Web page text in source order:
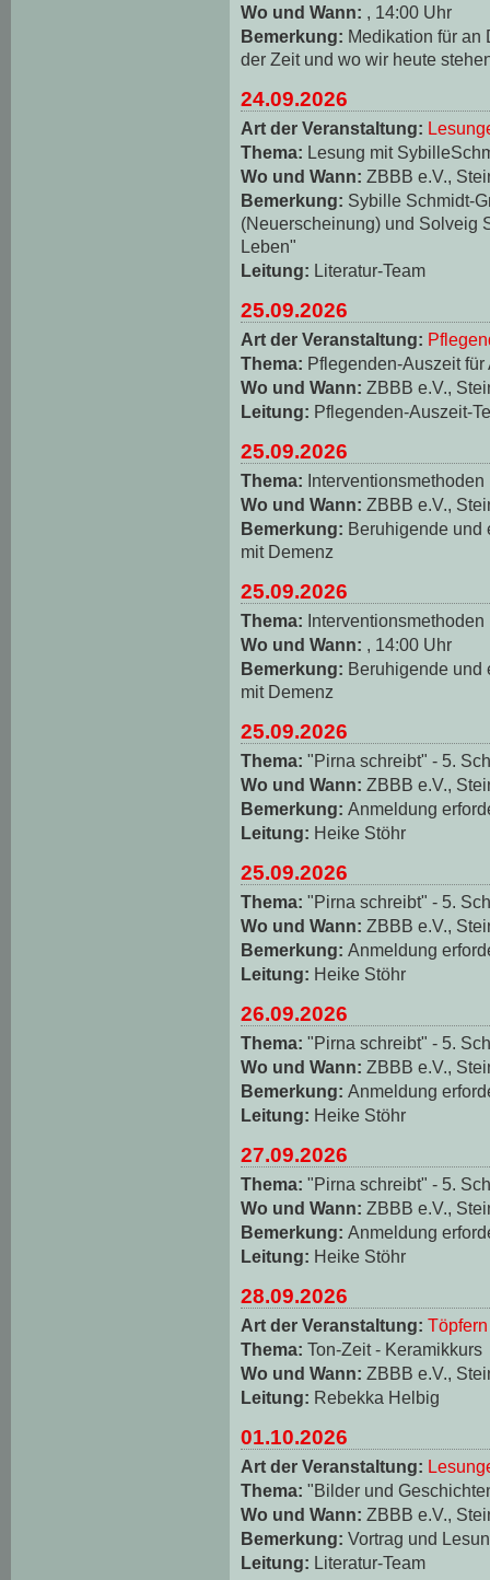
Wo und Wann:
, 14:00 Uhr
Bemerkung: Medikation für an
der Zeit und wo wir heute
24.09.2026
Art der Veranstaltung:
Thema: Lesung mit
Wo und Wann: ZBBB e.V.,
Bemerkung: Sybille Schmidt-
(Neuerscheinung) und Solveig
Leben"
Leitung: Literatur-Team
25.09.2026
Art der Veranstaltung:
Thema: Pflegenden-Auszeit
Wo und Wann: ZBBB e.V.,
Leitung: Pflegenden-Auszeit-
25.09.2026
Thema:
Wo und Wann: ZBBB e.V.,
Bemerkung: Beruhigende und
mit Demenz
25.09.2026
Thema:
Wo und Wann:
, 14:00 Uhr
Bemerkung: Beruhigende und
mit Demenz
25.09.2026
Thema: "Pirna schreibt" - 5.
Wo und Wann: ZBBB e.V.,
Bemerkung: Anmeldung
Leitung: Heike Stöhr
25.09.2026
Thema: "Pirna schreibt" - 5.
Wo und Wann: ZBBB e.V.,
Bemerkung: Anmeldung
Leitung: Heike Stöhr
26.09.2026
Thema: "Pirna schreibt" - 5.
Wo und Wann: ZBBB e.V.,
Bemerkung: Anmeldung
Leitung: Heike Stöhr
27.09.2026
Thema: "Pirna schreibt" - 5.
Wo und Wann: ZBBB e.V.,
Bemerkung: Anmeldung
Leitung: Heike Stöhr
28.09.2026
Art der Veranstaltung: Töpfern
Thema: Ton-Zeit - Keramikkurs
Wo und Wann: ZBBB e.V.,
Leitung: Rebekka Helbig
01.10.2026
Art der Veranstaltung:
Thema: "Bilder und
Wo und Wann: ZBBB e.V.,
Bemerkung: Vortrag und
Leitung: Literatur-Team